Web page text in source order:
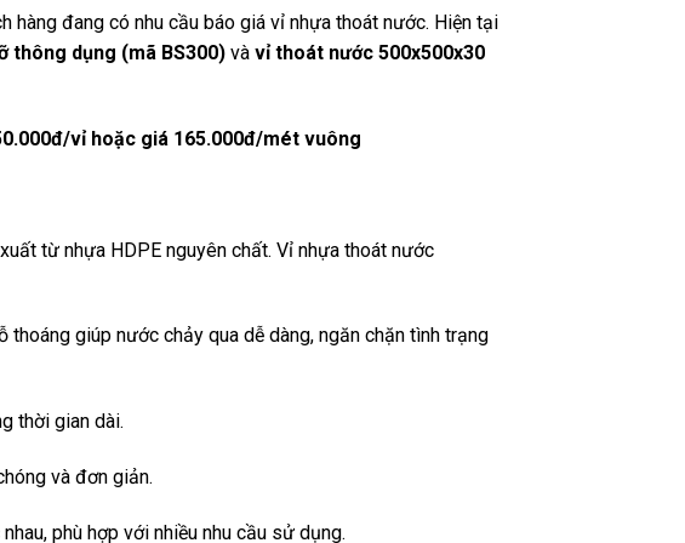
hàng đang có nhu cầu báo giá vỉ nhựa thoát nước. Hiện tại
thông dụng (mã BS300) và vỉ thoát nước 500x500x30
vỉ hoặc giá 165.000đ/mét vuông
từ nhựa HDPE nguyên chất. Vỉ nhựa thoát nước
thoáng giúp nước chảy qua dễ dàng, ngăn chặn tình trạng
thời gian dài.
và đơn giản.
phù hợp với nhiều nhu cầu sử dụng.